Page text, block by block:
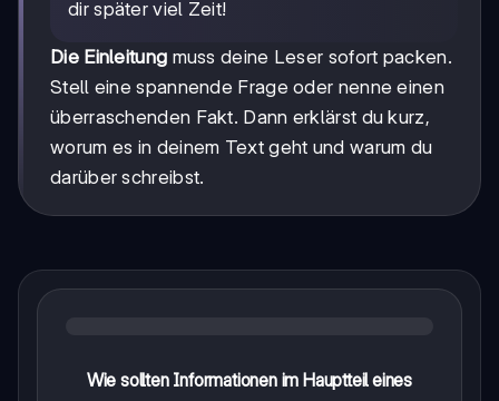
dir später viel Zeit!
Die Einleitung muss deine Leser sofort packen.
Stell eine spannende Frage oder nenne einen
überraschenden Fakt. Dann erklärst du kurz,
worum es in deinem Text geht und warum du
darüber schreibst.
Wie sollten Informationen im Hauptteil eines